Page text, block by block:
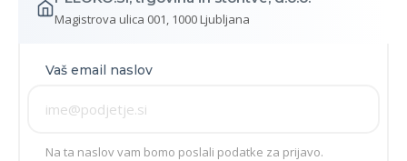
Magistrova ulica 001, 1000 Ljubljana
Vaš email naslov
Na ta naslov vam bomo poslali podatke za prijavo.